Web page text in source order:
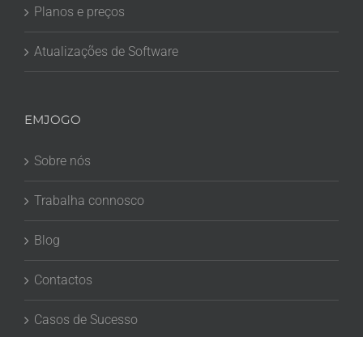
Planos e preços
Atualizações de Software
EMJOGO
Sobre nós
Trabalha connosco
Blog
Contactos
Casos de Sucesso